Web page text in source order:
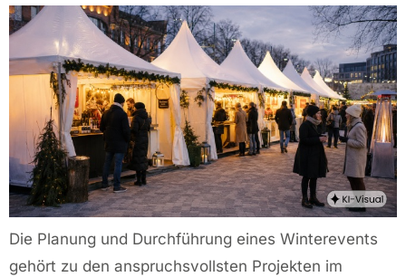
Die Planung und Durchführung eines Winterevents
gehört zu den anspruchsvollsten Projekten im